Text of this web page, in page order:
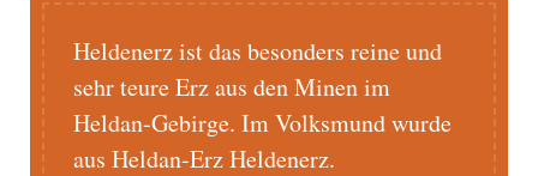
Heldenerz ist das besonders reine und
sehr teure Erz aus den Minen im
Heldan-Gebirge. Im Volksmund wurde
aus Heldan-Erz Heldenerz.